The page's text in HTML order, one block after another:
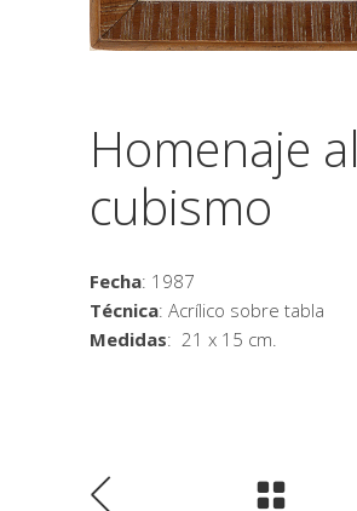
Homenaje al
cubismo
Fecha: 1987
Técnica: Acrílico sobre tabla
Medidas: 21 x 15 cm.